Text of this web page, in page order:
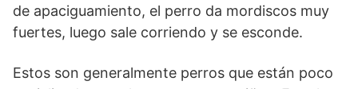
de apaciguamiento, el perro da mordiscos muy
fuertes, luego sale corriendo y se esconde.
Estos son generalmente perros que están poco